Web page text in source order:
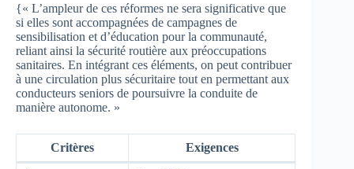
{« L’ampleur de ces réformes ne sera significative que
si elles sont accompagnées de campagnes de
sensibilisation et d’éducation pour la communauté,
reliant ainsi la sécurité routière aux préoccupations
sanitaires. En intégrant ces éléments, on peut contribuer
à une circulation plus sécuritaire tout en permettant aux
conducteurs seniors de poursuivre la conduite de
manière autonome. »
Critères Exigences